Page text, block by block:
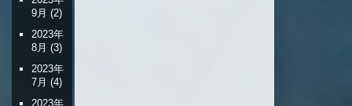
9月 (2)
2023年
8月 (3)
2023年
7月 (4)
2023年